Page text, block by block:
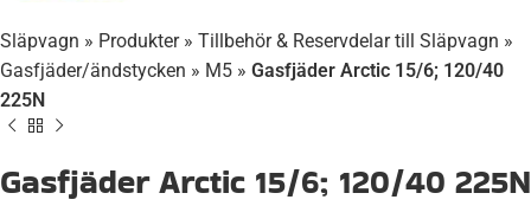
Släpvagn » Produkter» Tillbehör & Reservdelar till Släpvagn »
Gasfjäder/ändstycken » M5 » Gasfjäder Arctic 15/6; 120/40
225N
Gasfjäder Arctic 15/6; 120/40 225N